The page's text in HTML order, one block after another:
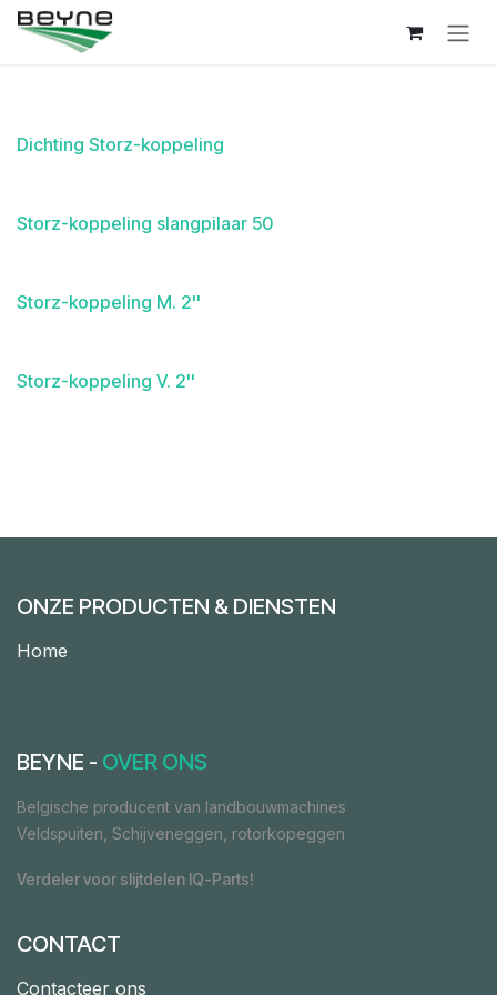
Overslaan naar inhoud
Dichting Storz-koppeling
Storz-koppeling slangpilaar 50
Storz-koppeling M. 2''
Storz-koppeling V. 2''
ONZE PRODUCTEN & DIENSTEN
Home
BEYNE - OVER ONS
Belgische producent van landbouwmachines
Veldspuiten, Schijveneggen, rotorkopeggen
Verdeler voor slijtdelen IQ-Parts!
CONTACT
Contacteer ons